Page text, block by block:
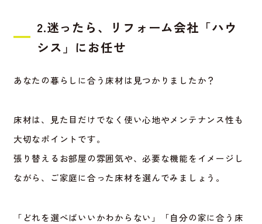
2.迷ったら、リフォーム会社「ハウ
シス」にお任せ
あなたの暮らしに合う床材は見つかりましたか？
床材は、見た目だけでなく使い心地やメンテナンス性も
大切なポイントです。
張り替えるお部屋の雰囲気や、必要な機能をイメージし
ながら、ご家庭に合った床材を選んでみましょう。
「どれを選べばいいかわからない」「自分の家に合う床